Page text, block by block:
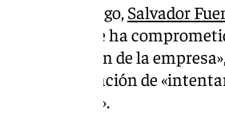
está en juego,Salvador
social y se ha
la Dirección de la
su intención de
del diálogo».